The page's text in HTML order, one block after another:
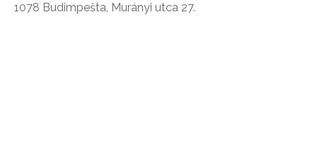
1078 Budimpešta, Murányi utca 27.